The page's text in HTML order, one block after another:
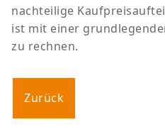
nachteilige
ist mit einer
zu rechnen.
Zurück